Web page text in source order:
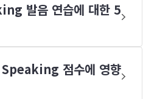
발음 연습에 대한 5
Speaking 점수에 영향